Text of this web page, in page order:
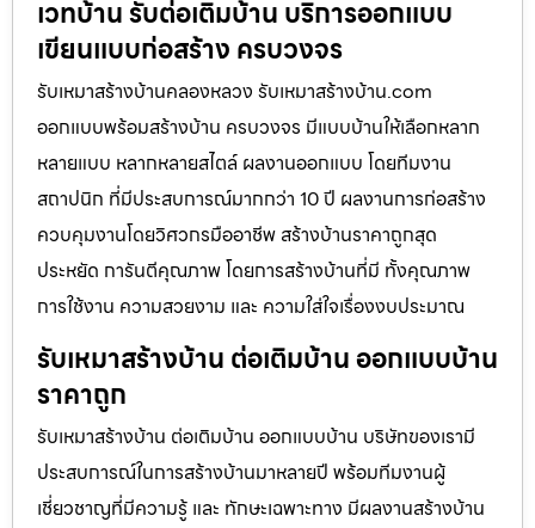
เวทบ้าน รับต่อเติมบ้าน บริการออกแบบ
เขียนแบบก่อสร้าง ครบวงจร
รับเหมาสร้างบ้านคลองหลวง รับเหมาสร้างบ้าน.com
ออกแบบพร้อมสร้างบ้าน ครบวงจร มีแบบบ้านให้เลือกหลาก
หลายแบบ หลากหลายสไตล์ ผลงานออกแบบ โดยทีมงาน
สถาปนิก ที่มีประสบการณ์มากกว่า 10 ปี ผลงานการก่อสร้าง
ควบคุมงานโดยวิศวกรมืออาชีพ สร้างบ้านราคาถูกสุด
ประหยัด การันตีคุณภาพ โดยการสร้างบ้านที่มี ทั้งคุณภาพ
การใช้งาน ความสวยงาม และ ความใส่ใจเรื่องงบประมาณ
รับเหมาสร้างบ้าน ต่อเติมบ้าน ออกแบบบ้าน
ราคาถูก
รับเหมาสร้างบ้าน ต่อเติมบ้าน ออกแบบบ้าน บริษัทของเรามี
ประสบการณ์ในการสร้างบ้านมาหลายปี พร้อมทีมงานผู้
เชี่ยวชาญที่มีความรู้ และ ทักษะเฉพาะทาง มีผลงานสร้างบ้าน